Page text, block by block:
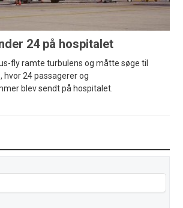
24 på hospitalet
fly ramte turbulens og måtte søge til
24 passagerer og
blev sendt på hospitalet.